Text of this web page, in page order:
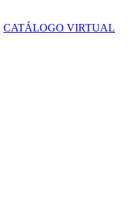
CATÁLOGO VIRTUAL